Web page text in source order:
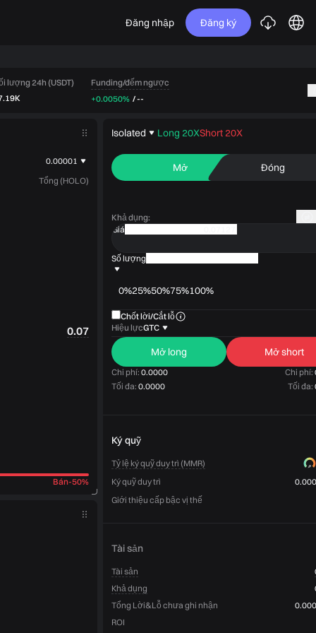
Đăng nhập Đăng ký
lượng 24h (USDT)
Funding/đếm ngược
+0.0050% /--
Isolated Long 20XShort 20X
Mở
Đóng
Khả dụng:
Giá
Số lượng
0%25%50%75%100%
Chốt lời/Cắt lỗ
Hiệu lựcGTC
Mở long Mở short
Chi phí: 0.0000 Chi phí:
Tối đa: 0.0000 Tối đa:
Ký quỹ
Tỷ lệ ký quỹ duy trì (MMR)
Ký quỹ duy trì
Giới thiệu cấp bậc vị thế
Tài sản
Tài sản
Khả dụng
Tổng Lời&Lỗ chưa ghi nhận
ROI
0.00001
Tổng (HOLO)
0.07
Bán-50%